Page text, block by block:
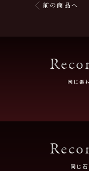
前の商品へ
同じ素
同じ